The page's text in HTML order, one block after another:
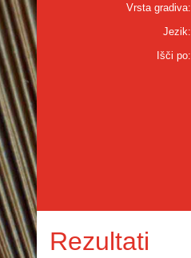
Vrsta gradiva:
Jezik:
Išči po:
Rezultati